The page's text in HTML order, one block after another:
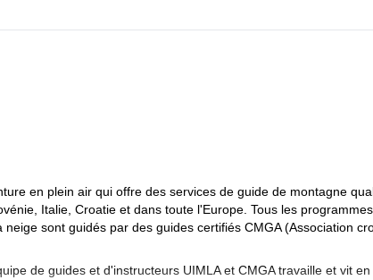
en plein air qui offre des services de guide de montagne
Italie, Croatie et dans toute l'Europe. Tous les programmes
sont guidés par des guides certifiés CMGA (Association
de guides et d'instructeurs UIMLA et CMGA travaille et vit en